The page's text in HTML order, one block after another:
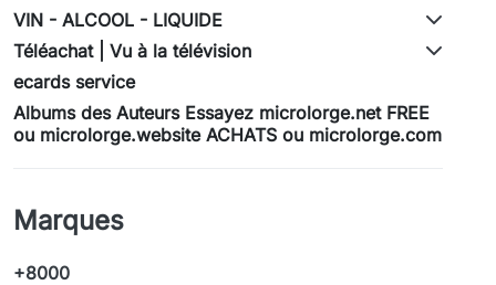
VIN - ALCOOL - LIQUIDE
Téléachat | Vu à la télévision
ecards service
Albums des Auteurs Essayez microlorge.net FREE
ou microlorge.website ACHATS ou microlorge.com
Marques
+8000